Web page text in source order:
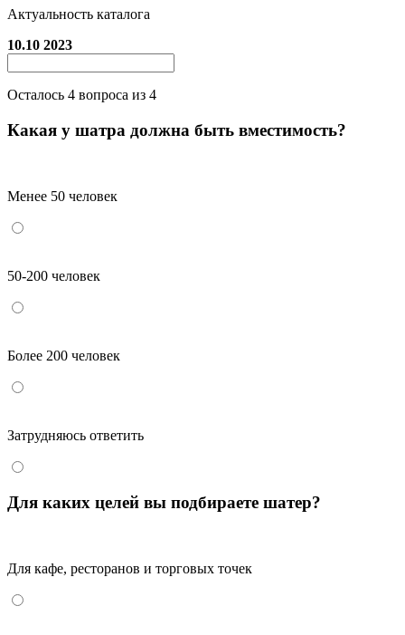
Актуальность каталога
10.10 2023
Осталось 4 вопроса из 4
Какая у шатра должна быть вместимость?
Менее 50 человек
50-200 человек
Более 200 человек
Затрудняюсь ответить
Для каких целей вы подбираете шатер?
Для кафе, ресторанов и торговых точек